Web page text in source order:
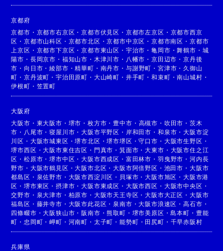
京都府
京都市 ・ 京都市右京区 ・京都市伏見区 ・ 京都市左京区 ・ 京都市西京
区 ・京都市山科区 ・ 京都市北区 ・京都市中京区 ・京都市南区 ・ 京都市
上京区 ・ 京都市下京区 ・京都市東山区 ・ 宇治市 ・亀岡市 ・舞鶴市 ・ 城
陽市 ・ 長岡京市 ・ 福知山市 ・ 木津川市 ・ 八幡市 ・京田辺市 ・京丹後
市 ・向日市 ・綾部市 ・精華町 ・ 南丹市 ・ 与謝野町 ・ 宮津市 ・ 久御山
町 ・京丹波町 ・宇治田原町 ・ 大山崎町 ・ 井手町 ・和束町 ・南山城村 ・
伊根町 ・ 笠置町
大阪府
大阪市 ・ 東大阪市 ・ 堺市 ・枚方市 ・ 豊中市 ・ 高槻市 ・ 吹田市 ・ 茨木
市 ・ 八尾市 ・寝屋川市 ・大阪市平野区 ・ 岸和田市 ・ 和泉市 ・大阪市淀
川区 ・ 大阪市城東区 ・堺市北区 ・堺市堺区 ・守口市 ・ 大阪市生野区 ・
堺市西区 ・大阪市東住吉区 ・ 門真市 ・箕面市 ・大東市 ・ 大阪市住之江
区 ・松原市 ・堺市中区 ・大阪市西成区 ・ 富田林市 ・ 羽曳野市 ・ 河内長
野市 ・ 大阪市鶴見区 ・大阪市北区 ・大阪市阿倍野区 ・ 池田市 ・ 大阪市
都島区 ・ 泉佐野市 ・ 大阪市西淀川区 ・ 貝塚市 ・大阪市旭区 ・大阪市港
区 ・堺市東区 ・摂津市 ・大阪市東成区 ・ 大阪市西区 ・ 大阪市中央区 ・
交野市 ・ 泉大津市 ・ 柏原市 ・ 大阪市天王寺区 ・大阪市大正区 ・ 大阪市
福島区 ・ 藤井寺市 ・ 大阪市此花区 ・ 泉南市 ・大阪市浪速区 ・高石市 ・
四條畷市 ・大阪狭山市 ・阪南市 ・熊取町 ・ 堺市美原区 ・島本町 ・ 豊能
町 ・ 忠岡町 ・岬町 ・ 河南町 ・ 太子町 ・能勢町 ・ 田尻町 ・ 千早赤阪村
兵庫県